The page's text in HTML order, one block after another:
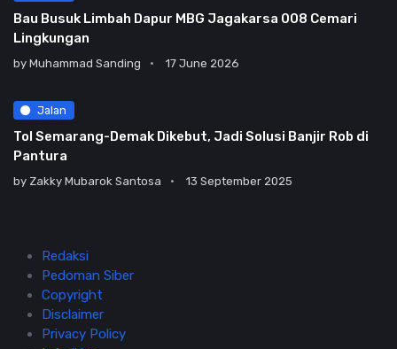
Bau Busuk Limbah Dapur MBG Jagakarsa 008 Cemari
Lingkungan
by Muhammad Sanding 17 June 2026
Jalan
Tol Semarang-Demak Dikebut, Jadi Solusi Banjir Rob di
Pantura
by Zakky Mubarok Santosa 13 September 2025
Redaksi
Pedoman Siber
Copyright
Disclaimer
Privacy Policy